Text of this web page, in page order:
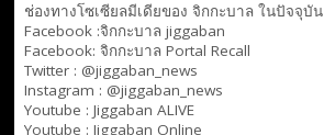
ช่องทางโซเซียลมีเดียของ จิกกะบาล ในปัจจุบัน
Facebook :จิกกะบาล jiggaban
Facebook: จิกกะบาล Portal Recall
Twitter : @jiggaban_news
Instagram : @jiggaban_news
Youtube : Jiggaban ALIVE
Youtube : Jiggaban Online